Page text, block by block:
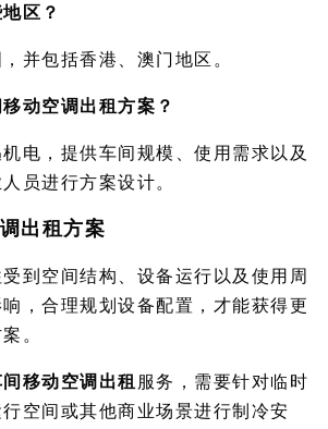
区？
并包括香港、澳门地区。
动空调出租方案？
电，提供车间规模、使用需求以及
员进行方案设计。
出租方案
到空间结构、设备运行以及使用周
，合理规划设备配置，才能获得更
。
间移动空调出租 服务，需要针对临时
空间或其他商业场景进行制冷安